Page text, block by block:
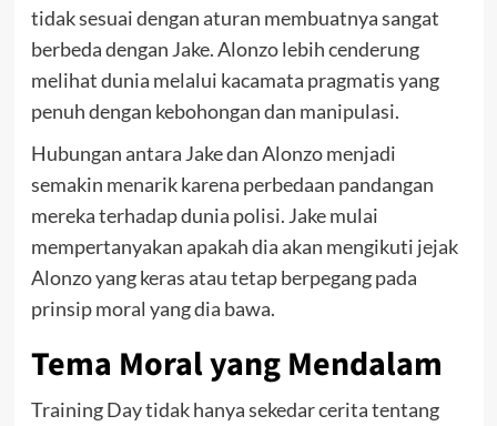
tidak sesuai dengan aturan membuatnya sangat
berbeda dengan Jake. Alonzo lebih cenderung
melihat dunia melalui kacamata pragmatis yang
penuh dengan kebohongan dan manipulasi.
Hubungan antara Jake dan Alonzo menjadi
semakin menarik karena perbedaan pandangan
mereka terhadap dunia polisi. Jake mulai
mempertanyakan apakah dia akan mengikuti jejak
Alonzo yang keras atau tetap berpegang pada
prinsip moral yang dia bawa.
Tema Moral yang Mendalam
Training Day tidak hanya sekedar cerita tentang